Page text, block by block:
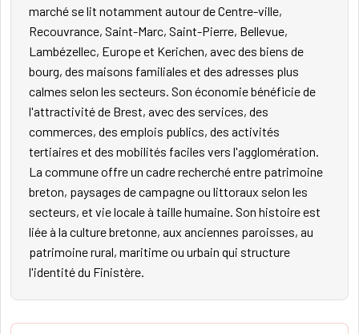
marché se lit notamment autour de Centre-ville,
Recouvrance, Saint-Marc, Saint-Pierre, Bellevue,
Lambézellec, Europe et Kerichen, avec des biens de
bourg, des maisons familiales et des adresses plus
calmes selon les secteurs. Son économie bénéficie de
l'attractivité de Brest, avec des services, des
commerces, des emplois publics, des activités
tertiaires et des mobilités faciles vers l'agglomération.
La commune offre un cadre recherché entre patrimoine
breton, paysages de campagne ou littoraux selon les
secteurs, et vie locale à taille humaine. Son histoire est
liée à la culture bretonne, aux anciennes paroisses, au
patrimoine rural, maritime ou urbain qui structure
l'identité du Finistère.